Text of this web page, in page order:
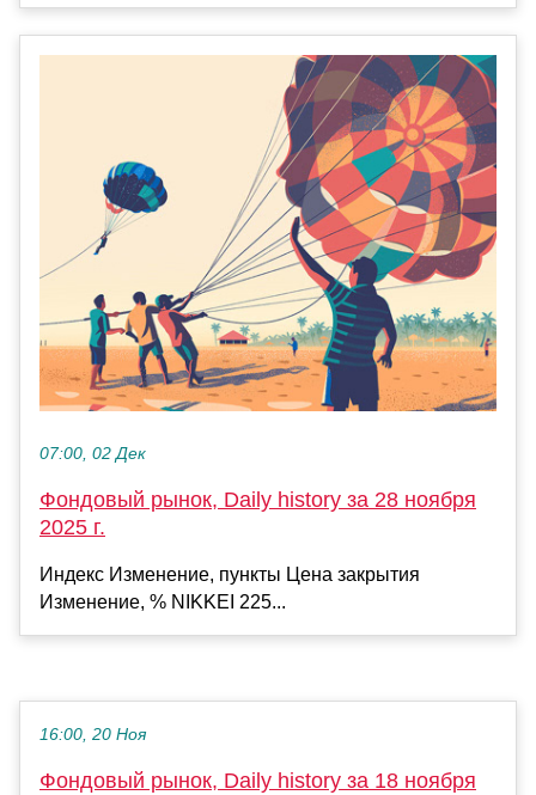
07:00, 02 Дек
Фондовый рынок, Daily history за 28 ноября
2025 г.
Индекс Изменение, пункты Цена закрытия
Изменение, % NIKKEI 225...
16:00, 20 Ноя
Фондовый рынок, Daily history за 18 ноября